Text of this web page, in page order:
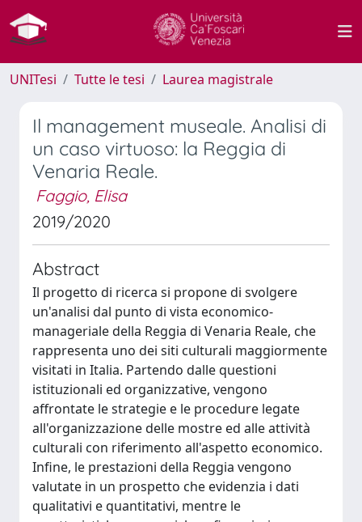
UNITesi Tutte le tesi Laurea magistrale
Il management museale. Analisi di
un caso virtuoso: la Reggia di
Venaria Reale.
Faggio, Elisa
2019/2020
Abstract
Il progetto di ricerca si propone di svolgere
un'analisi dal punto di vista economico-
manageriale della Reggia di Venaria Reale, che
rappresenta uno dei siti culturali maggiormente
visitati in Italia. Partendo dalle questioni
istituzionali ed organizzative, vengono
affrontate le strategie e le procedure legate
all'organizzazione delle mostre ed alle attività
culturali con riferimento all'aspetto economico.
Infine, le prestazioni della Reggia vengono
valutate in un prospetto che evidenzia i dati
qualitativi e quantitativi, mentre le